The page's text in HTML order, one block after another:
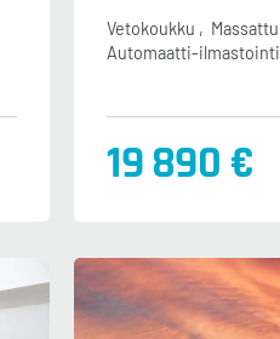
Vetokoukku Massattu
Automaatti-ilmastointi
19 890 €